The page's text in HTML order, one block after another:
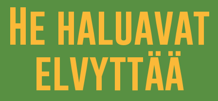
He haluavat
elvyttää